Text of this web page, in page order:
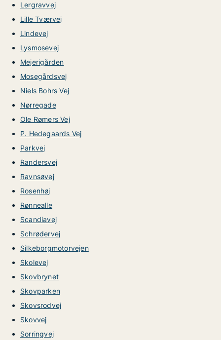
Lergravvej
Lille Tværvej
Lindevej
Lysmosevej
Mejerigården
Mosegårdsvej
Niels Bohrs Vej
Nørregade
Ole Rømers Vej
P. Hedegaards Vej
Parkvej
Randersvej
Ravnsøvej
Rosenhøj
Rønnealle
Scandiavej
Schrødervej
Silkeborgmotorvejen
Skolevej
Skovbrynet
Skovparken
Skovsrodvej
Skovvej
Sorringvej